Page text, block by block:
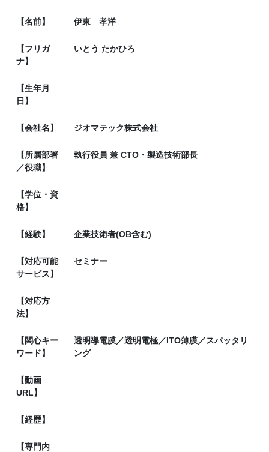
【名前】 伊東 孝洋
【フリガ
ナ】
いとう たかひろ
【生年月
日】
【会社名】 ジオマテック株式会社
【所属部署
／役職】
執行役員 兼 CTO・製造技術部長
【学位・資
格】
【経験】 企業技術者(OB含む)
【対応可能
サービス】
セミナー
【対応方
法】
【関心キー
ワード】
透明導電膜／透明電極／ITO薄膜／スパッタリ
ング
【動画
URL】
【経歴】
【専門内